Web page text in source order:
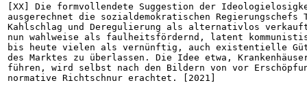
[XX] Die formvollendete Suggestion der
ausgerechnet die sozialdemokratischen
Kahlschlag und Deregulierung als alternativlos
nun wahlweise als faulheitsfördernd, latent
bis heute vielen als vernünftig, auch existentielle
des Marktes zu überlassen. Die Idee etwa,
führen, wird selbst nach den Bildern von vor
normative Richtschnur erachtet. [2021]